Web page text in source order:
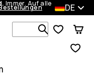
Immer. Auf alle
DE